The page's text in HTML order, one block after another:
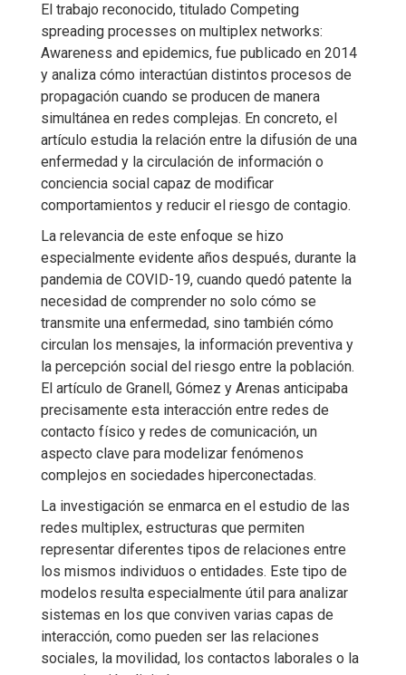
El trabajo reconocido, titulado Competing
spreading processes on multiplex networks:
Awareness and epidemics, fue publicado en 2014
y analiza cómo interactúan distintos procesos de
propagación cuando se producen de manera
simultánea en redes complejas. En concreto, el
artículo estudia la relación entre la difusión de una
enfermedad y la circulación de información o
conciencia social capaz de modificar
comportamientos y reducir el riesgo de contagio.
La relevancia de este enfoque se hizo
especialmente evidente años después, durante la
pandemia de COVID-19, cuando quedó patente la
necesidad de comprender no solo cómo se
transmite una enfermedad, sino también cómo
circulan los mensajes, la información preventiva y
la percepción social del riesgo entre la población.
El artículo de Granell, Gómez y Arenas anticipaba
precisamente esta interacción entre redes de
contacto físico y redes de comunicación, un
aspecto clave para modelizar fenómenos
complejos en sociedades hiperconectadas.
La investigación se enmarca en el estudio de las
redes multiplex, estructuras que permiten
representar diferentes tipos de relaciones entre
los mismos individuos o entidades. Este tipo de
modelos resulta especialmente útil para analizar
sistemas en los que conviven varias capas de
interacción, como pueden ser las relaciones
sociales, la movilidad, los contactos laborales o la